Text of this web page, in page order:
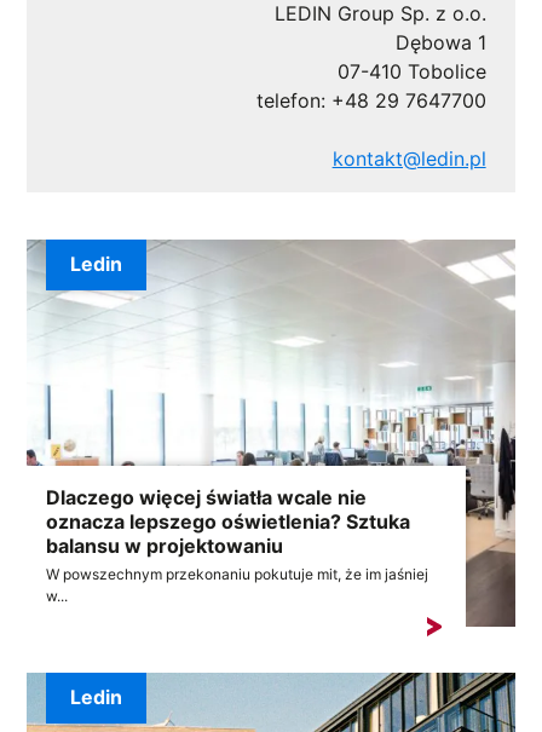
LEDIN Group Sp. z o.o.
Dębowa 1
07-410 Tobolice
telefon: +48 29 7647700
kontakt@ledin.pl
Dlaczego więcej światła wcale nie
oznacza lepszego oświetlenia? Sztuka
balansu w projektowaniu
W powszechnym przekonaniu pokutuje mit, że im jaśniej
w...
Ledin
Ledin